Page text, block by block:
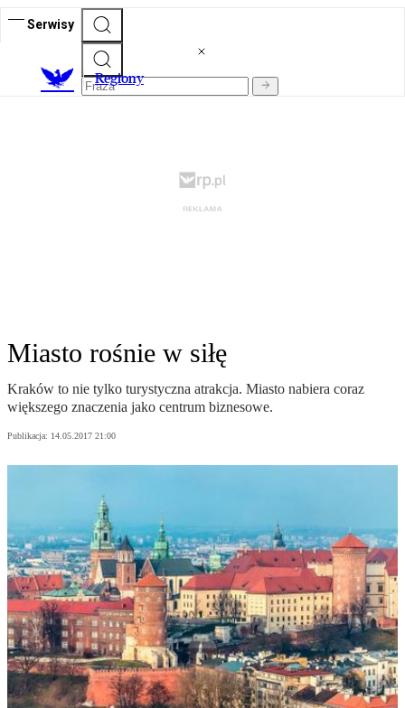
Serwisy
Regiony
Miasto rośnie w siłę
Kraków to nie tylko turystyczna atrakcja. Miasto nabiera coraz
większego znaczenia jako centrum biznesowe.
Publikacja: 14.05.2017 21:00